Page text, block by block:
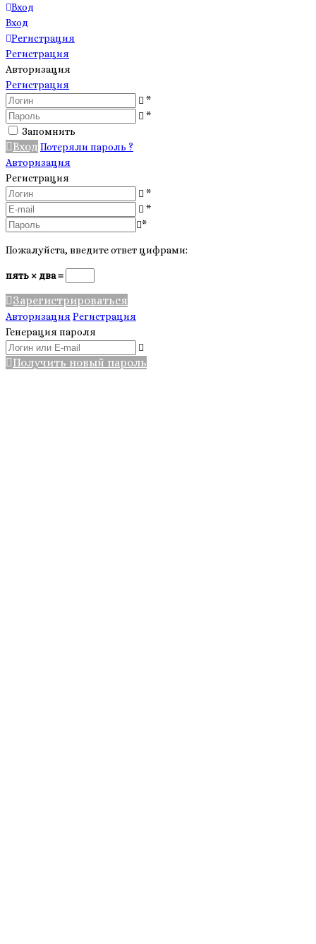
Вход
Вход
Регистрация
Регистрация
Авторизация
Регистрация
*
*
Запомнить
Вход Потеряли пароль ?
Авторизация
Регистрация
*
*
*
Пожалуйста, введите ответ цифрами:
пять × два =
Зарегистрироваться
Авторизация Регистрация
Генерация пароля
Получить новый пароль